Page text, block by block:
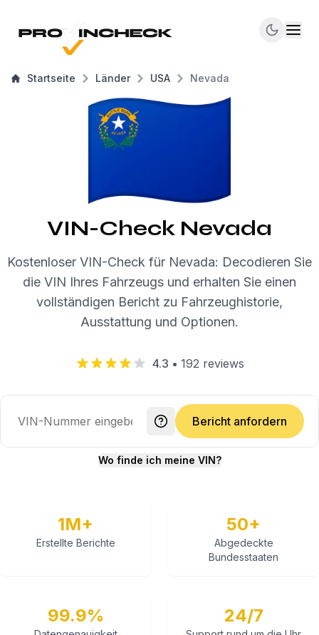
Startseite Länder USA Nevada
VIN-Check Nevada
Kostenloser VIN-Check für Nevada: Decodieren Sie
die VIN Ihres Fahrzeugs und erhalten Sie einen
vollständigen Bericht zu Fahrzeughistorie,
Ausstattung und Optionen.
4.3 • 192 reviews
Bericht anfordern
Wo finde ich meine VIN?
1M+
Erstellte Berichte
50+
Abgedeckte
Bundesstaaten
99.9% 24/7